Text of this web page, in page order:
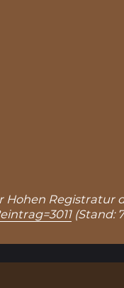
Hohen Registratur
(Stand: